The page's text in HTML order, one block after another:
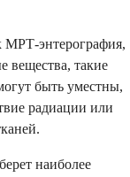
МРТ-энтерография,
вещества, такие
быть уместны,
радиации или
наиболее